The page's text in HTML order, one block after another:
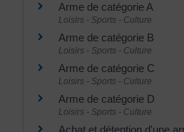
Arme de catégorie A
Loisirs - Sports - Culture
Arme de catégorie B
Loisirs - Sports - Culture
Arme de catégorie C
Loisirs - Sports - Culture
Arme de catégorie D
Loisirs - Sports - Culture